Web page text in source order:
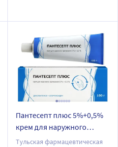
Пантесепт плюс 5%+0,5%
крем для наружного
применения 100 гр
Тульская фармацевтическая